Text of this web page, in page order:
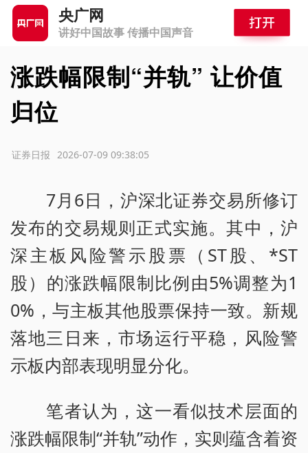
央广网
讲好中国故事 传播中国声音
涨跌幅限制“并轨” 让价值
归位
2026-07-09 09:38:05
证券日报
7月6日，沪深北证券交易所修订
发布的交易规则正式实施。其中，沪
深主板风险警示股票（ST股、*ST
股）的涨跌幅限制比例由5%调整为1
0%，与主板其他股票保持一致。新规
落地三日来，市场运行平稳，风险警
示板内部表现明显分化。
笔者认为，这一看似技术层面的
涨跌幅限制“并轨”动作，实则蕴含着资